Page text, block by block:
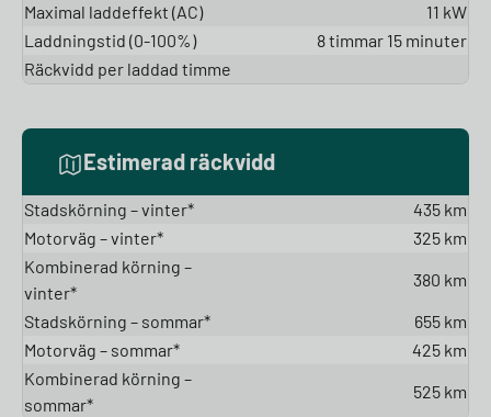
Maximal laddeffekt (AC)
11 kW
Laddningstid (0-100%)
8 timmar 15 minuter
Räckvidd per laddad timme
Estimerad räckvidd
Stadskörning – vinter*
435 km
Motorväg – vinter*
325 km
Kombinerad körning –
vinter*
380 km
Stadskörning – sommar*
655 km
Motorväg – sommar*
425 km
Kombinerad körning –
sommar*
525 km